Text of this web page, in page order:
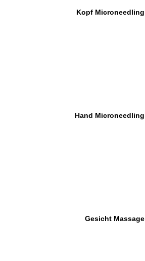
Kopf Microneedling
Hand Microneedling
Gesicht Massage